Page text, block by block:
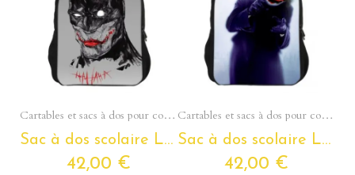
Aperçu rapide Cartables et sacs à dos pour collégiens et lycéens - Section Ados
Sac à dos scolaire LE JOKER pour ados et étudiants
42,00 €
Aperçu rapide Cartables et sacs à dos pour collégiens et lycéens - Section Ados
Sac à dos scolaire LE JOKER pour ados et étudiants
42,00 €